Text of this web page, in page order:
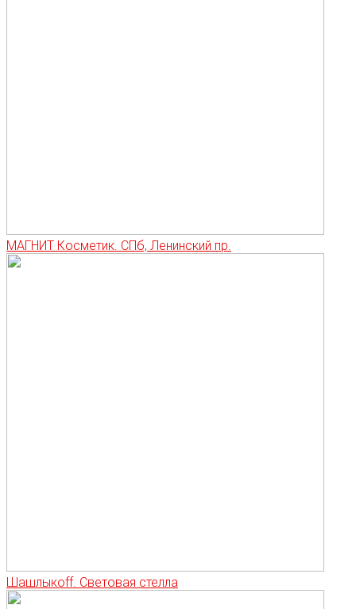
МАГНИТ Косметик. СПб, Ленинский пр.
Шашлыкоff. Световая стелла